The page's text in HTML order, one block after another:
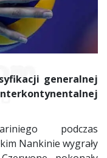
generalnej
podczas
Nankinie wygrały